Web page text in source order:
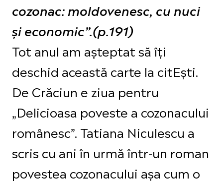
cozonac: moldovenesc, cu nuci
și economic”.(p.191)
Tot anul am așteptat să îți
deschid această carte la citEști.
De Crăciun e ziua pentru
„Delicioasa poveste a cozonacului
românesc”. Tatiana Niculescu a
scris cu ani în urmă într-un roman
povestea cozonacului așa cum o